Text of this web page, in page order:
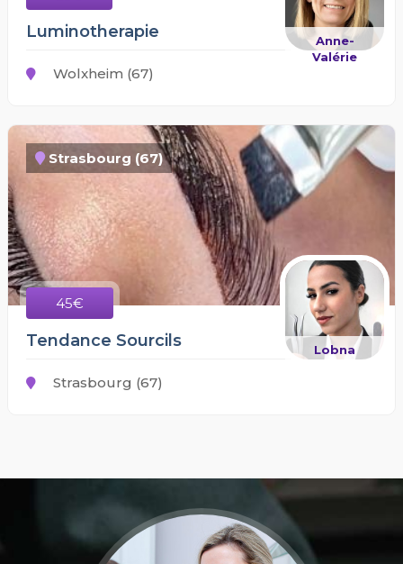
Anne-
Valérie
Luminotherapie
Wolxheim (67)
Strasbourg (67)
45€
Lobna
Tendance Sourcils
Strasbourg (67)